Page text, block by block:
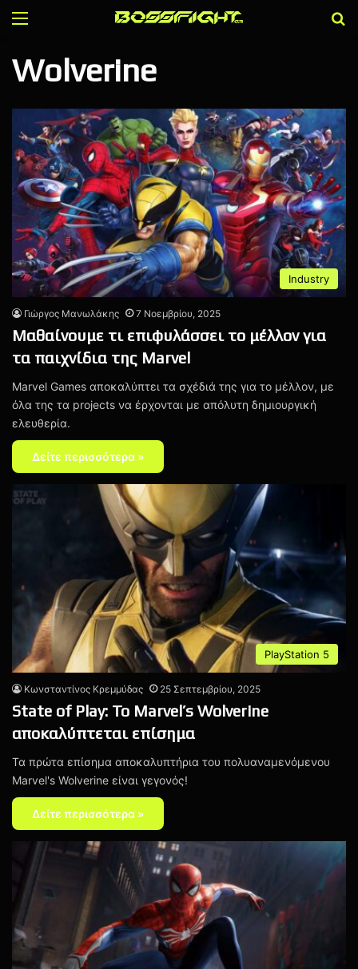
Menu
Wolverine
Industry
Γιώργος Μανωλάκης 7 Νοεμβρίου, 2025
Μαθαίνουμε τι επιφυλάσσει το μέλλον για
τα παιχνίδια της Marvel
Marvel Games αποκαλύπτει τα σχέδιά της για το μέλλον, με
όλα της τα projects να έρχονται με απόλυτη δημιουργική
ελευθερία.
Δείτε περισσότερα »
PlayStation 5
Κωνσταντίνος Κρεμμύδας 25 Σεπτεμβρίου, 2025
State of Play: Το Marvel’s Wolverine
αποκαλύπτεται επίσημα
Τα πρώτα επίσημα αποκαλυπτήρια του πολυαναμενόμενου
Marvel's Wolverine είναι γεγονός!
Δείτε περισσότερα »